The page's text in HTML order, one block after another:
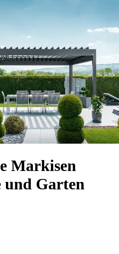
Markisen
und Garten